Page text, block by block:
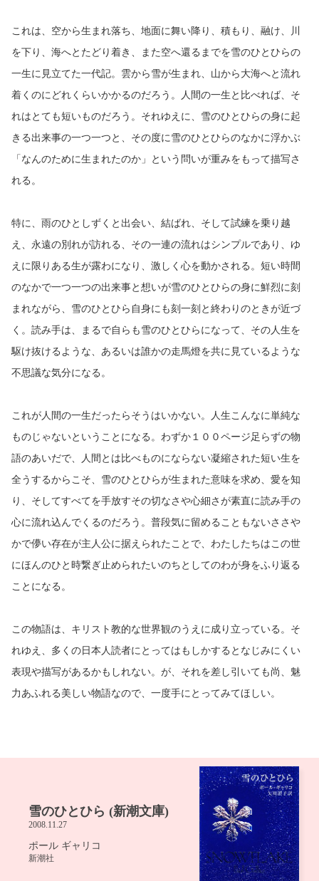
これは、空から生まれ落ち、地面に舞い降り、積もり、融け、川
を下り、海へとたどり着き、また空へ還るまでを雪のひとひらの
一生に見立てた一代記。雲から雪が生まれ、山から大海へと流れ
着くのにどれくらいかかるのだろう。人間の一生と比べれば、そ
れはとても短いものだろう。それゆえに、雪のひとひらの身に起
きる出来事の一つ一つと、その度に雪のひとひらのなかに浮かぶ
「なんのために生まれたのか」という問いが重みをもって描写さ
れる。
特に、雨のひとしずくと出会い、結ばれ、そして試練を乗り越
え、永遠の別れが訪れる、その一連の流れはシンプルであり、ゆ
えに限りある生が露わになり、激しく心を動かされる。短い時間
のなかで一つ一つの出来事と想いが雪のひとひらの身に鮮烈に刻
まれながら、雪のひとひら自身にも刻一刻と終わりのときが近づ
く。読み手は、まるで自らも雪のひとひらになって、その人生を
駆け抜けるような、あるいは誰かの走馬燈を共に見ているような
不思議な気分になる。
これが人間の一生だったらそうはいかない。人生こんなに単純な
ものじゃないということになる。わずか１００ページ足らずの物
語のあいだで、人間とは比べものにならない凝縮された短い生を
全うするからこそ、雪のひとひらが生まれた意味を求め、愛を知
り、そしてすべてを手放すその切なさや心細さが素直に読み手の
心に流れ込んでくるのだろう。普段気に留めることもないささや
かで儚い存在が主人公に据えられたことで、わたしたちはこの世
にほんのひと時繋ぎ止められたいのちとしてのわが身をふり返る
ことになる。
この物語は、キリスト教的な世界観のうえに成り立っている。そ
れゆえ、多くの日本人読者にとってはもしかするとなじみにくい
表現や描写があるかもしれない。が、それを差し引いても尚、魅
力あふれる美しい物語なので、一度手にとってみてほしい。